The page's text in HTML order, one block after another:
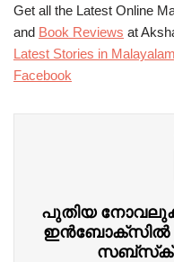
Get all the Latest Online
and Book Reviews at
Latest Stories in Malayalam
Facebook
പുതിയ
ഇന്‍ബോക്‌സില്‍